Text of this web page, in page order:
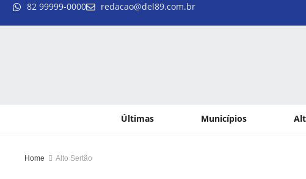
82 99999-0000 redacao@del89.com.br
Últimas Municípios
Home Alto Sertão